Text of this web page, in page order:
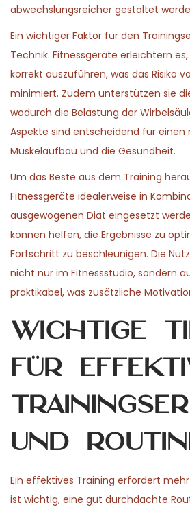
abwechslungsreicher gestaltet
Ein wichtiger Faktor für den
Technik. Fitnessgeräte erleichtern
korrekt auszuführen, was das Risiko
minimiert. Zudem unterstützen sie
wodurch die Belastung der
Aspekte sind entscheidend für einen
Muskelaufbau und die Gesundheit.
Um das Beste aus dem Training
Fitnessgeräte idealerweise in
ausgewogenen Diät eingesetzt
können helfen, die Ergebnisse zu
Fortschritt zu beschleunigen. Die
nicht nur im Fitnessstudio, sondern
praktikabel, was zusätzliche
Wichtige
für
und
Ein effektives Training erfordert
ist wichtig, eine gut durchdachte